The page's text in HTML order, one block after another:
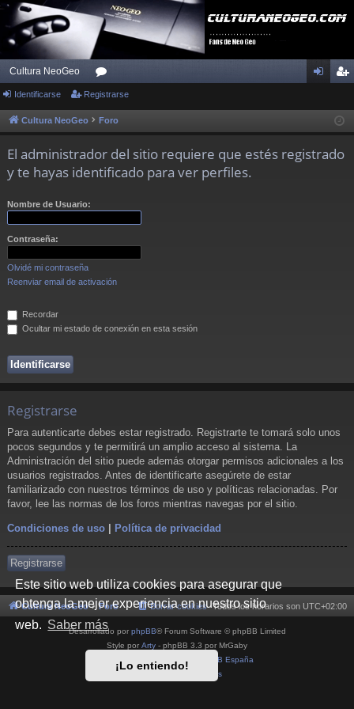
Este sitio web utiliza cookies para asegurar que
obtenga la mejor experiencia en nuestro sitio
web. Saber más
¡Lo entiendo!
Cultura NeoGeo
or
os ist
Identificarse Registrarse
Cultura NeoGeo Foro
El administrador del sitio requiere que estés registrado
y te hayas identificado para ver perfiles.
Nombre de Usuario:
Contraseña:
Olvidé mi contraseña
Reenviar email de activación
Recordar
Ocultar mi estado de conexión en esta sesión
Registrarse
Para autenticarte debes estar registrado. Registrarte te tomará solo unos
pocos segundos y te permitirá un amplio acceso al sistema. La
Administración del sitio puede además otorgar permisos adicionales a los
usuarios registrados. Antes de identificarte asegúrete de estar
familiarizado con nuestros términos de uso y políticas relacionadas. Por
favor, lee las normas de los foros mientras navegas por el sitio.
Condiciones de uso Política de privacidad
Registrarse
Cultura NeoGeo Foro Todos los horarios son UTC+02:00
Borrar cookies
Desarrollado por phpBB® Forum Software © phpBB Limited
Style por Arty - phpBB 3.3 por MrGaby
phpBB España
Condiciones